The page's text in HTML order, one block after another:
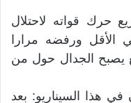
حرك قواته لاحتلال
الأقل ورفضه مرارا
يصبح الجدال حول من
هذا السيناريو: بعد